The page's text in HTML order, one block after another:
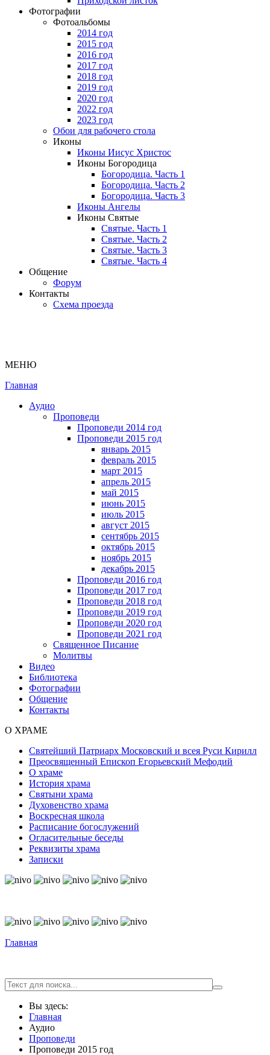
Фотографии
Фотоальбомы
2014 год
2015 год
2016 год
2017 год
2018 год
2019 год
2020 год
2022 год
2023 год
Обои для рабочего стола
Иконы
Иконы Иисус Христос
Иконы Богородица
Богородица. Часть 1
Богородица. Часть 2
Богородица. Часть 3
Иконы Ангелы
Иконы Святые
Святые. Часть 1
Святые. Часть 2
Святые. Часть 3
Святые. Часть 4
Общение
Форум
Контакты
Схема проезда
МЕНЮ
Главная
Аудио
Проповеди
Проповеди 2014 год
Проповеди 2015 год
январь 2015
февраль 2015
март 2015
апрель 2015
май 2015
июнь 2015
июль 2015
август 2015
сентябрь 2015
октябрь 2015
ноябрь 2015
декабрь 2015
Проповеди 2016 год
Проповеди 2017 год
Проповеди 2018 год
Проповеди 2019 год
Проповеди 2020 год
Проповеди 2021 год
Священное Писание
Молитвы
Видео
Библиотека
Фотографии
Общение
Контакты
О ХРАМЕ
Святейший Патриарх Московский и всея Руси Кирилл
Преосвященный Епископ Егорьевский Мефодий
О храме
История храма
Святыни храма
Духовенство храма
Воскресная школа
Расписание богослужений
Огласительные беседы
Реквизиты храма
Записки
Главная
Вы здесь:
Главная
Аудио
Проповеди
Проповеди 2015 год